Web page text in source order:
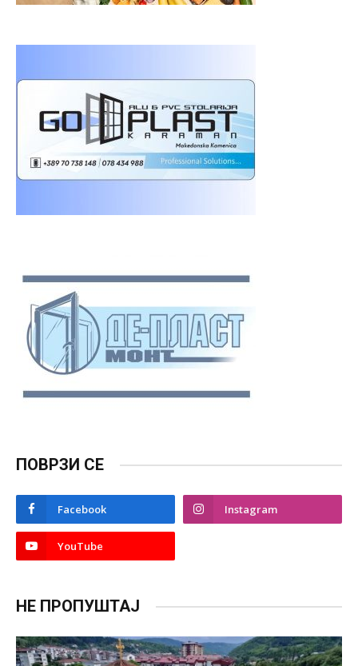
ПОВРЗИ СЕ
Facebook Instagram
YouTube
НЕ ПРОПУШТАЈ